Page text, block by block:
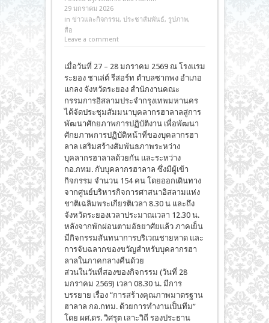
29 มกราคม 2026
in ข่าวและกิจกรรม, ประชาสัมพันธ์, รูปภาพ,
สื่อ
Leave a comment
เมื่อวันที่ 27 – 28 มกราคม 2569 ณ โรงแรม
ระยอง ชาเล่ต์ รีสอร์ท ตำบลซากพง อำเภอ
แกลง จังหวัดระยอง สำนักงานคณะ
กรรมการอิสลามประจำกรุงเทพมหานคร
ได้จัดประชุมสัมมนาบุคลากรฮาลาลสู่การ
พัฒนาศักยภาพการปฏิบัติงาน เพื่อพัฒนา
ศักยภาพการปฏิบัติหน้าที่ของบุคลากรฮา
ลาล เสริมสร้างสัมพันธภาพระหว่าง
บุคลากรฮาลาลด้วยกัน และระหว่าง
กอ.กทม. กับบุคลากรฮาลาล ซึ่งมีผู้เข้า
กิจกรรม จำนวน 154 คน โดยออกเดินทาง
จากศูนย์บริหารกิจการศาสนาอิสลามแห่ง
ชาติเฉลิมพระเกียรติเวลา 8.30 น และถึง
จังหวัดระยองเวลาประมาณเวลา 12.30 น.
หลังจากพักผ่อนตามอัธยาศัยแล้ว ภาคเย็น
มีกิจกรรมสันทนาการบริเวณชายหาด และ
การจับฉลากของขวัญสำหรับบุคลากรฮา
ลาลในภาคกลางคืนด้วย
ส่วนในวันที่สองของกิจกรรม (วันที่ 28
มกราคม 2569) เวลา 08.30 น. มีการ
บรรยาย เรื่อง “การสร้างคุณภาพมาตรฐาน
ฮาลาล กอ.กทม. ด้วยการทำงานเป็นทีม”
โดย ผศ.ดร. วิศรุต เลาะวิถี รองประธาน